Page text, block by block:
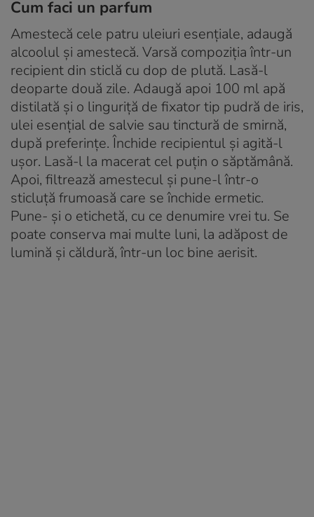
Cum faci un parfum
Amestecă cele patru uleiuri esențiale, adaugă
alcoolul și amestecă. Varsă compoziția într-un
recipient din sticlă cu dop de plută. Lasă-l
deoparte două zile. Adaugă apoi 100 ml apă
distilată și o linguriță de fixator tip pudră de iris,
ulei esențial de salvie sau tinctură de smirnă,
după preferințe. Închide recipientul și agită-l
ușor. Lasă-l la macerat cel puțin o săptămână.
Apoi, filtrează amestecul și pune-l într-o
sticluță frumoasă care se închide ermetic.
Pune- și o etichetă, cu ce denumire vrei tu. Se
poate conserva mai multe luni, la adăpost de
lumină și căldură, într-un loc bine aerisit.